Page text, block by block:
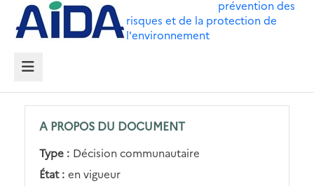
prévention des
risques et de la protection de
l'environnement
MENU
A PROPOS DU DOCUMENT
Type : Décision communautaire
État : en vigueur